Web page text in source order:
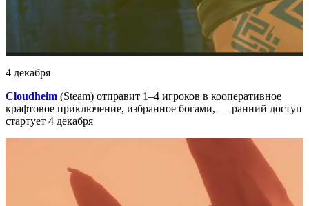
4 декабря
Cloudheim (Steam) отправит 1–4 игроков в кооперативное
крафтовое приключение, избранное богами, — ранний доступ
стартует 4 декабря